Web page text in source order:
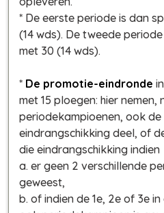
* De eerste periode is dan
(14 wds). De tweede
met 30 (14 wds).
* De promotie-eindronde
met 15 ploegen: hier
periodekampioenen, ook de
eindrangschikking deel, of
die eindrangschikking indien
a. er geen 2 verschillende
geweest,
b. of indien de 1e, 2e of 3e